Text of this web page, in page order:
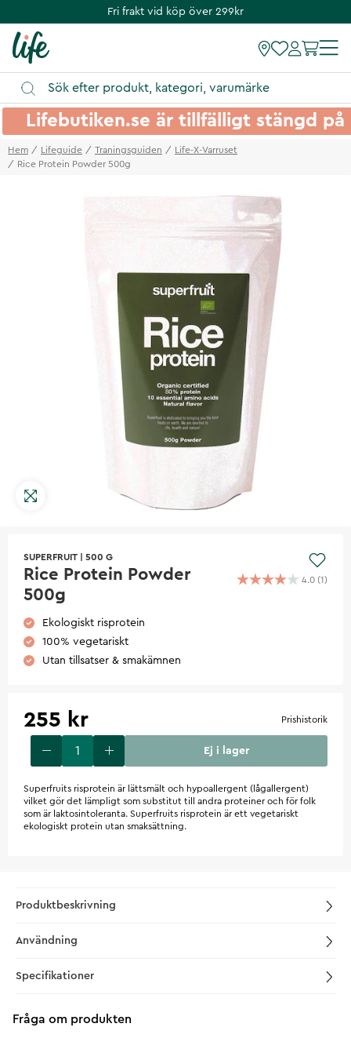
Fri frakt vid köp över 299kr
Lifebutiken.se är tillfälligt stängd
Hem Lifeguide Traningsguiden
Life-X-Varruset
Rice Protein Powder 500g
SUPERFRUIT 500 G
Rice Protein Powder
500g
4.0 (1)
Ekologiskt risprotein
100% vegetariskt
Utan tillsatser & smakämnen
255 kr Prishistorik
Ej i lager
Superfruits risprotein är lättsmält och hypoallergent (lågallergent)
vilket gör det lämpligt som substitut till andra proteiner och för folk
som är laktosintoleranta. Superfruits risprotein är ett vegetariskt
ekologiskt protein utan smaksättning.
Produktbeskrivning
Användning
Specifikationer
Fråga om produkten